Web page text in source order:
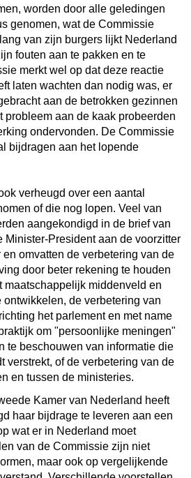
worden door alle geledingen
genomen, wat de Commissie
van zijn burgers lijkt Nederland
fouten aan te pakken en te
merkt wel op dat deze reactie
laten wachten dan nodig was, er
aan de betrokken gezinnen
probleem aan de kaak probeerden
ondervonden. De Commissie
bijdragen aan het lopende
verheugd over een aantal
of die nog lopen. Veel van
aangekondigd in de brief van
Minister-President aan de voorzitter
omvatten de verbetering van de
door beter rekening te houden
maatschappelijk middenveld en
de verbetering van
het parlement en met name
om "persoonlijke meningen"
te beschouwen van informatie die
verstrekt, of de verbetering van de
en tussen de ministeries.
Kamer van Nederland heeft
haar bijdrage te leveren aan een
wat er in Nederland moet
van de Commissie zijn niet
maar ook op vergelijkende